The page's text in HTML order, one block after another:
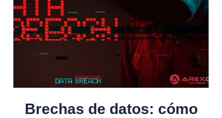
Brechas de datos: cómo